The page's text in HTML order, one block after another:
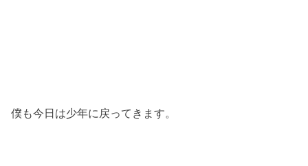
僕も今日は少年に戻ってきます。